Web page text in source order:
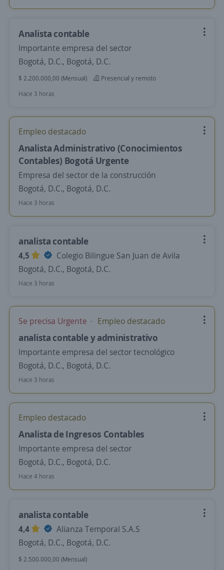
Analista contable
Importante empresa del sector
Bogotá, D.C., Bogotá, D.C.
$ 2.200.000,00 (Mensual)
Presencial y remoto
Hace 3 horas
Empleo destacado
Analista Administrativo (Conocimientos
Contables) Bogotá Urgente
Empresa del sector de la construcción
Bogotá, D.C., Bogotá, D.C.
Hace 3 horas
analista contable
4,5
Colegio Bilingue San Juan de Avila
Bogotá, D.C., Bogotá, D.C.
Hace 3 horas
Se precisa Urgente Empleo destacado
analista contable y administrativo
Importante empresa del sector tecnológico
Bogotá, D.C., Bogotá, D.C.
Hace 3 horas
Empleo destacado
Analista de Ingresos Contables
Importante empresa del sector
Bogotá, D.C., Bogotá, D.C.
Hace 4 horas
analista contable
4,4
Alianza Temporal S.A.S
Bogotá, D.C., Bogotá, D.C.
$ 2.500.000,00 (Mensual)